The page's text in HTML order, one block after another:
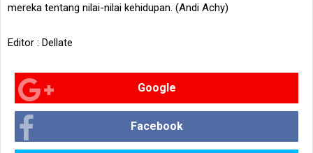
mereka tentang nilai-nilai kehidupan. (Andi Achy)
Editor : Dellate
Google
Facebook